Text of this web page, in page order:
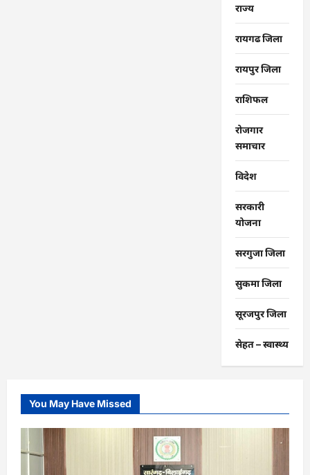
राज्‍य
रायगढ जिला
रायपुर जिला
राशिफल
रोजगार
समाचार
विदेश
सरकारी
योजना
सरगुजा जिला
सुकमा जिला
सूरजपुर जिला
सेहत – स्‍वास्‍थ्‍य
You May Have Missed